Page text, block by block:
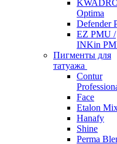
Optima
Defender
EZ PMU /
INKin
Пигменты для
татуажа
Contur
Face
Etalon
Hanafy
Shine
Perma